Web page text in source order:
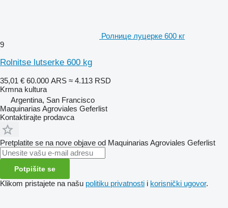
Ролнице луцерке 600 кг
9
Rolnitse lutserke 600 kg
35,01 € 60.000 ARS ≈ 4.113 RSD
Krmna kultura
Argentina, San Francisco
Maquinarias Agroviales Geferlist
Kontaktirajte prodavca
Pretplatite se na nove objave od Maquinarias Agroviales Geferlist
Potpišite se
Klikom pristajete na našu politiku privatnosti i korisnički ugovor.